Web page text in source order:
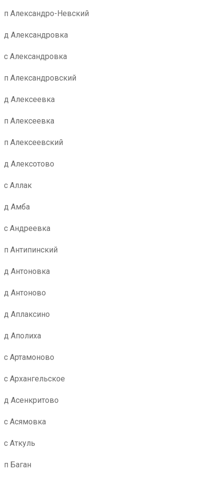
п Александро-Невский
д Александровка
с Александровка
п Александровский
д Алексеевка
п Алексеевка
п Алексеевский
д Алексотово
с Аллак
д Амба
с Андреевка
п Антипинский
д Антоновка
д Антоново
д Аплаксино
д Аполиха
с Артамоново
с Архангельское
д Асенкритово
с Асямовка
с Аткуль
п Баган